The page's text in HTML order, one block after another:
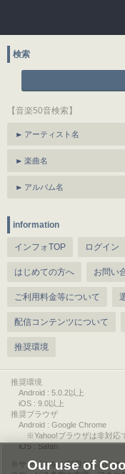
検索
【音楽50音検索】
アーティスト名
楽曲名
アルバム名
information
インフォTOP ログイン
はじめての方へ お問い
ご利用料金等について
配信コンテンツについて
推奨環境
推奨環境
Android : 5.0.2以上
iOS : 9.0以上
推奨ブラウザ
Android : Google Chrome
※Yahoo!ブラウザは非対応
iOS : Safari
サービスをご利用されるには
Our use of